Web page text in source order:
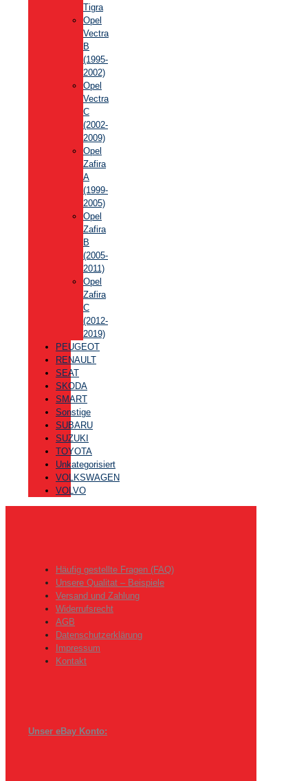
Tigra
Opel
Vectra
B
(1995-
2002)
Opel
Vectra
C
(2002-
2009)
Opel
Zafira
A
(1999-
2005)
Opel
Zafira
B
(2005-
2011)
Opel
Zafira
C
(2012-
2019)
PEUGEOT
RENAULT
SEAT
SKODA
SMART
Sonstige
SUBARU
SUZUKI
TOYOTA
Unkategorisiert
VOLKSWAGEN
VOLVO
Häufig gestellte Fragen (FAQ)
Unsere Qualitat – Beispiele
Versand und Zahlung
Widerrufsrecht
AGB
Datenschutzerklärung
Impressum
Kontakt
Unser eBay Konto: